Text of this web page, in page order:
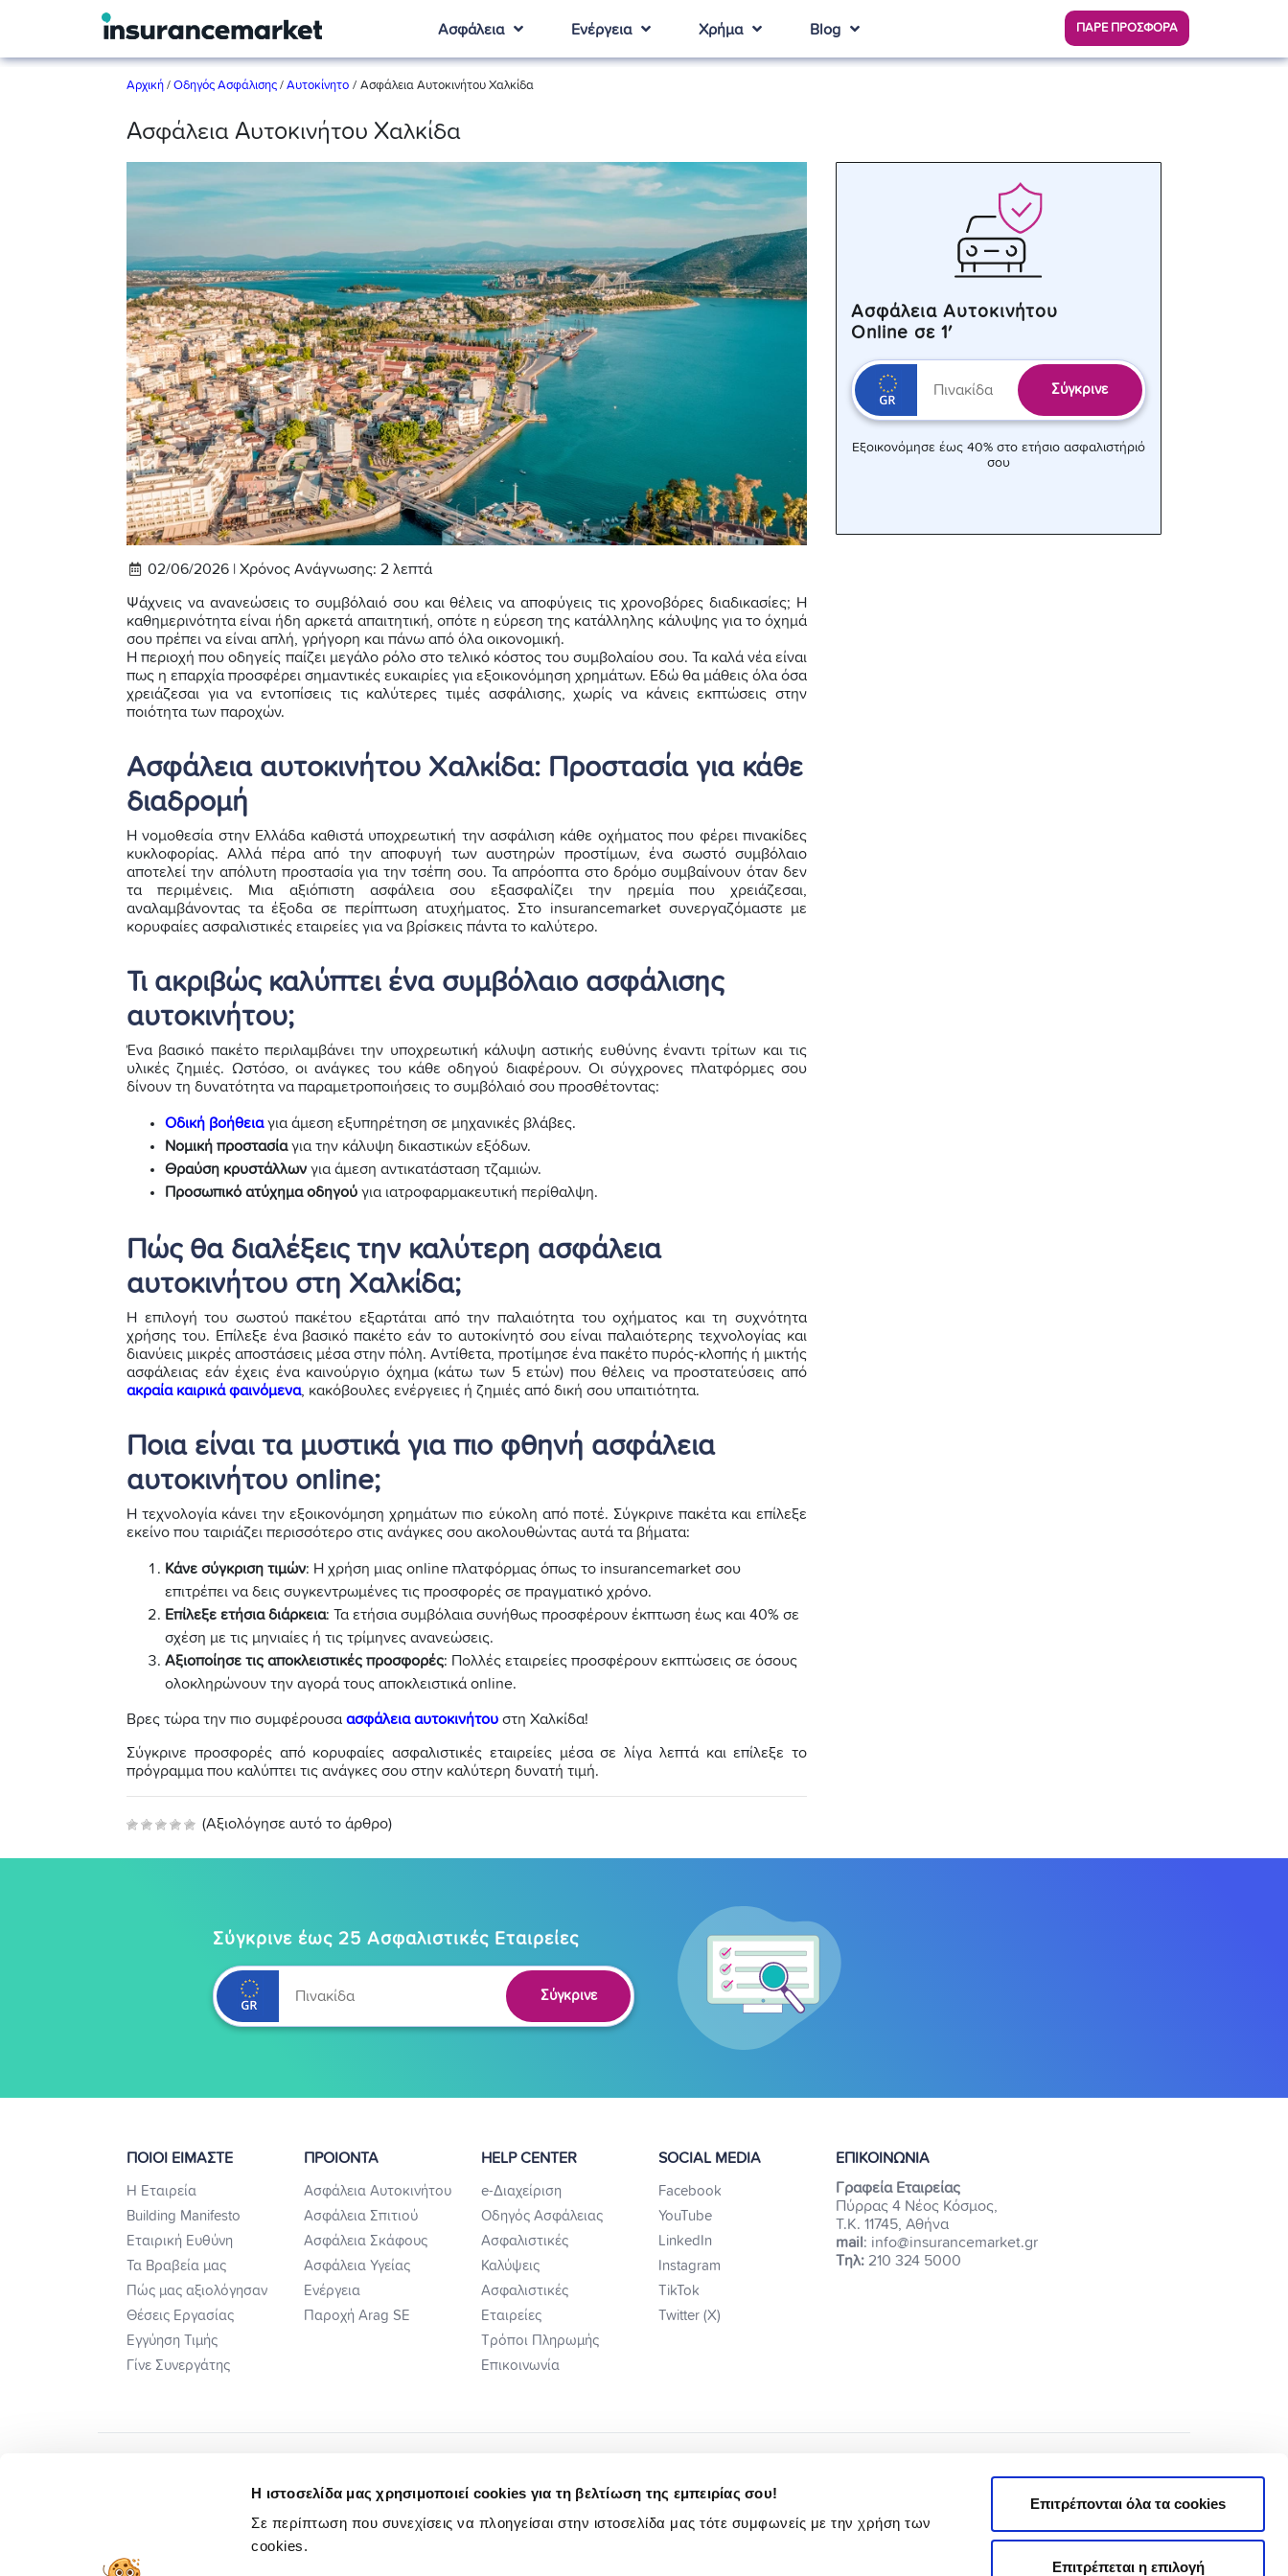
Η ιστοσελίδα μας χρησιμοποιεί cookies για τη βελτίωση της εμπειρίας σου!
Σε περίπτωση που συνεχίσεις να πλοηγείσαι στην ιστοσελίδα μας τότε συμφωνείς με την χρήση των
cookies.
Επιτρέπονται όλα τα cookies
Επιτρέπεται η επιλογή
Ασφάλεια Ενέργεια Χρήμα Blog ΠΑΡΕ ΠΡΟΣΦΟΡΑ
Αρχική / Οδηγός Ασφάλισης / Αυτοκίνητο / Ασφάλεια Αυτοκινήτου Χαλκίδα
Ασφάλεια Αυτοκινήτου Χαλκίδα
02/06/2026 | Χρόνος Ανάγνωσης: 2 λεπτά
Ψάχνεις να ανανεώσεις το συμβόλαιό σου και θέλεις να αποφύγεις τις χρονοβόρες διαδικασίες; Η
καθημερινότητα είναι ήδη αρκετά απαιτητική, οπότε η εύρεση της κατάλληλης κάλυψης για το όχημά
σου πρέπει να είναι απλή, γρήγορη και πάνω από όλα οικονομική.
Η περιοχή που οδηγείς παίζει μεγάλο ρόλο στο τελικό κόστος του συμβολαίου σου. Τα καλά νέα είναι
πως η επαρχία προσφέρει σημαντικές ευκαιρίες για εξοικονόμηση χρημάτων. Εδώ θα μάθεις όλα όσα
χρειάζεσαι για να εντοπίσεις τις καλύτερες τιμές ασφάλισης, χωρίς να κάνεις εκπτώσεις στην
ποιότητα των παροχών.
Ασφάλεια αυτοκινήτου Χαλκίδα: Προστασία για κάθε
διαδρομή
Η νομοθεσία στην Ελλάδα καθιστά υποχρεωτική την ασφάλιση κάθε οχήματος που φέρει πινακίδες
κυκλοφορίας. Αλλά πέρα από την αποφυγή των αυστηρών προστίμων, ένα σωστό συμβόλαιο
αποτελεί την απόλυτη προστασία για την τσέπη σου. Τα απρόοπτα στο δρόμο συμβαίνουν όταν δεν
τα περιμένεις. Μια αξιόπιστη ασφάλεια σου εξασφαλίζει την ηρεμία που χρειάζεσαι,
αναλαμβάνοντας τα έξοδα σε περίπτωση ατυχήματος. Στο insurancemarket συνεργαζόμαστε με
κορυφαίες ασφαλιστικές εταιρείες για να βρίσκεις πάντα το καλύτερο.
Τι ακριβώς καλύπτει ένα συμβόλαιο ασφάλισης
αυτοκινήτου;
Ένα βασικό πακέτο περιλαμβάνει την υποχρεωτική κάλυψη αστικής ευθύνης έναντι τρίτων και τις
υλικές ζημιές. Ωστόσο, οι ανάγκες του κάθε οδηγού διαφέρουν. Οι σύγχρονες πλατφόρμες σου
δίνουν τη δυνατότητα να παραμετροποιήσεις το συμβόλαιό σου προσθέτοντας:
Οδική βοήθειαγια άμεση εξυπηρέτηση σε μηχανικές βλάβες.
Νομική προστασίαγια την κάλυψη δικαστικών εξόδων.
Θραύση κρυστάλλων για άμεση αντικατάσταση τζαμιών.
Προσωπικό ατύχημα οδηγού για ιατροφαρμακευτική περίθαλψη.
Πώς θα διαλέξεις την καλύτερη ασφάλεια
αυτοκινήτου στη Χαλκίδα;
Η επιλογή του σωστού πακέτου εξαρτάται από την παλαιότητα του οχήματος και τη συχνότητα
χρήσης του. Επίλεξε ένα βασικό πακέτο εάν το αυτοκίνητό σου είναι παλαιότερης τεχνολογίας και
διανύεις μικρές αποστάσεις μέσα στην πόλη. Αντίθετα, προτίμησε ένα πακέτο πυρός-κλοπής ή μικτής
ασφάλειας εάν έχεις ένα καινούργιο όχημα (κάτω των 5 ετών) που θέλεις να προστατεύσεις από
ακραία καιρικά φαινόμενα, κακόβουλες ενέργειες ή ζημιές από δική σου υπαιτιότητα.
Ποια είναι τα μυστικά για πιο φθηνή ασφάλεια
αυτοκινήτου online;
Η τεχνολογία κάνει την εξοικονόμηση χρημάτων πιο εύκολη από ποτέ. Σύγκρινε πακέτα και επίλεξε
εκείνο που ταιριάζει περισσότερο στις ανάγκες σου ακολουθώντας αυτά τα βήματα:
Κάνε σύγκριση τιμών: Η χρήση μιας online πλατφόρμας όπως το insurancemarket σου
επιτρέπει να δεις συγκεντρωμένες τις προσφορές σε πραγματικό χρόνο.
Επίλεξε ετήσια διάρκεια: Τα ετήσια συμβόλαια συνήθως προσφέρουν έκπτωση έως και 40% σε
σχέση με τις μηνιαίες ή τις τρίμηνες ανανεώσεις.
Αξιοποίησε τις αποκλειστικές προσφορές: Πολλές εταιρείες προσφέρουν εκπτώσεις σε όσους
ολοκληρώνουν την αγορά τους αποκλειστικά online.
Βρες τώρα την πιο συμφέρουσα ασφάλεια αυτοκινήτου στη Χαλκίδα!
Σύγκρινε προσφορές από κορυφαίες ασφαλιστικές εταιρείες μέσα σε λίγα λεπτά και επίλεξε το
πρόγραμμα που καλύπτει τις ανάγκες σου στην καλύτερη δυνατή τιμή.
(Αξιολόγησε αυτό το άρθρο)
Ασφάλεια Αυτοκινήτου
Online σε 1′
Σύγκρινε
Εξοικονόμησε έως 40% στο ετήσιο ασφαλιστήριό
σου
Σύγκρινε έως 25 Ασφαλιστικές Εταιρείες
Σύγκρινε
ΠΟΙΟΙ ΕΙΜΑΣΤΕ
Η Εταιρεία
Building Manifesto
Εταιρική Ευθύνη
Τα Βραβεία μας
Πώς μας αξιολόγησαν
Θέσεις Εργασίας
Εγγύηση Τιμής
Γίνε Συνεργάτης
ΠΡΟΙΟΝΤΑ
Ασφάλεια Αυτοκινήτου
Ασφάλεια Σπιτιού
Ασφάλεια Σκάφους
Ασφάλεια Υγείας
Ενέργεια
Παροχή Arag SE
HELP CENTER
e-Διαχείριση
Οδηγός Ασφάλειας
Ασφαλιστικές
Καλύψεις
Ασφαλιστικές
Εταιρείες
Τρόποι Πληρωμής
Επικοινωνία
SOCIAL MEDIA
Facebook
YouTube
LinkedIn
Instagram
TikTok
Twitter (X)
ΕΠΙΚΟΙΝΩΝΙΑ
Γραφεία Εταιρείας
Πύρρας 4 Νέος Κόσμος,
Τ.Κ. 11745, Αθήνα
mail : info@insurancemarket.gr
Τηλ: 210 324 5000